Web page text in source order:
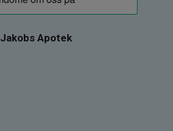
Jakobs Apotek